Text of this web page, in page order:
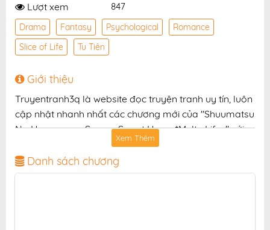
Lượt xem 847
Drama Fantasy Psychological
Romance
Slice of Life
Tu Tiên
Giới thiệu
Truyentranh3q là website đọc truyện tranh uy tín, luôn
cập nhật nhanh nhất các chương mới của "Shuumatsu
No Hanayome-Sama ~Sweet Home†Melty Life~" với
chất lượng hình ảnh sắc nét, bản dịch chuẩn và giao
diện thân thiện, mang đến trải nghiệm đọc truyện hấp
dẫn, tiện lợi, hoàn toàn miễn phí cho độc giả yêu thích
Xem Thêm
Danh sách chương